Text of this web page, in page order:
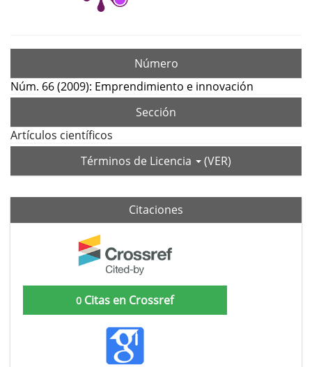
Número
Núm. 66 (2009): Emprendimiento e innovación
Sección
Artículos científicos
Términos de Licencia
(VER)
Citaciones
0 Citas en Crossref